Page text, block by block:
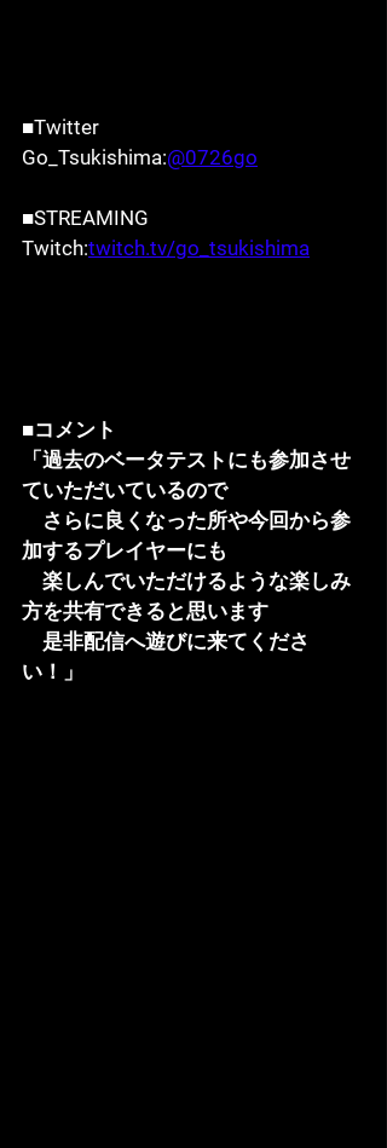
■Twitter
Go_Tsukishima:@0726go
■STREAMING
Twitch:twitch.tv/go_tsukishima
■コメント
「過去のベータテストにも参加させ
ていただいているので
さらに良くなった所や今回から参
加するプレイヤーにも
楽しんでいただけるような楽しみ
方を共有できると思います
是非配信へ遊びに来てくださ
い！」